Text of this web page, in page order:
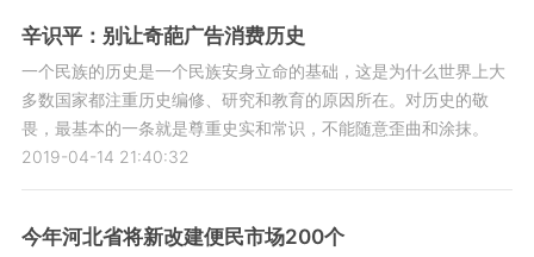
辛识平：别让奇葩广告消费历史
一个民族的历史是一个民族安身立命的基础，这是为什么世界上大
多数国家都注重历史编修、研究和教育的原因所在。对历史的敬
畏，最基本的一条就是尊重史实和常识，不能随意歪曲和涂抹。
2019-04-14 21:40:32
今年河北省将新改建便民市场200个